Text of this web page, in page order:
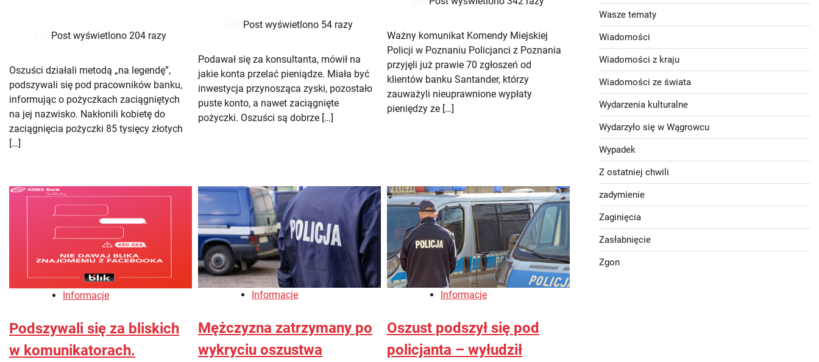
Post wyświetlono 204 razy
Oszuści działali metodą „na legendę”,
podszywali się pod pracowników banku,
informując o pożyczkach zaciągniętych
na jej nazwisko. Nakłonili kobietę do
zaciągnięcia pożyczki 85 tysięcy złotych
[…]
Post wyświetlono 54 razy
Podawał się za konsultanta, mówił na
jakie konta przelać pieniądze. Miała być
inwestycja przynosząca zyski, pozostało
puste konto, a nawet zaciągnięte
pożyczki. Oszuści są dobrze […]
Ważny komunikat Komendy Miejskiej
Policji w Poznaniu Policjanci z Poznania
przyjęli już prawie 70 zgłoszeń od
klientów banku Santander, którzy
zauważyli nieuprawnione wypłaty
pieniędzy ze […]
Informacje
Podszywali się za bliskich
w komunikatorach.
Informacje
Mężczyzna zatrzymany po
wykryciu oszustwa
Informacje
Oszust podszył się pod
policjanta – wyłudził
Wasze tematy
Wiadomości
Wiadomości z kraju
Wiadomości ze świata
Wydarzenia kulturalne
Wydarzyło się w Wągrowcu
Wypadek
Z ostatniej chwili
zadymienie
Zaginięcia
Zasłabnięcie
Zgon